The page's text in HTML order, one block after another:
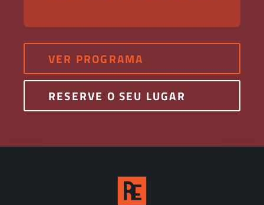
VER PROGRAMA
RESERVE O SEU LUGAR